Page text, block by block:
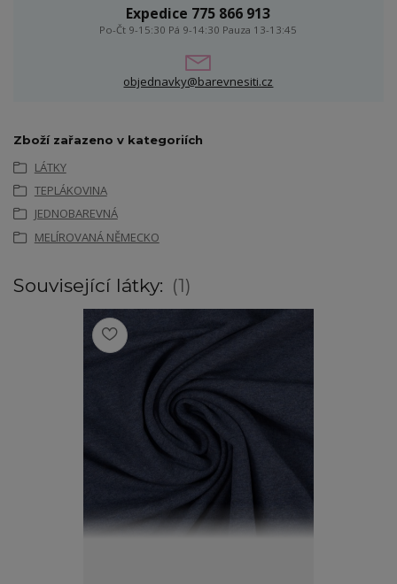
Expedice 775 866 913
Po-Čt 9-15:30 Pá 9-14:30 Pauza 13-13:45
objednavky@barevnesiti.cz
Zboží zařazeno v kategoriích
LÁTKY
TEPLÁKOVINA
JEDNOBAREVNÁ
MELÍROVANÁ NĚMECKO
Související látky: 1